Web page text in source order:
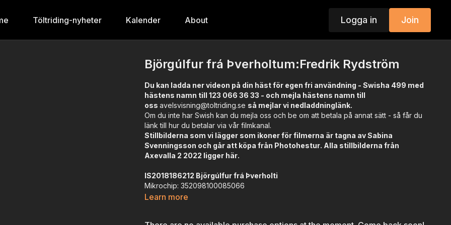
Töltriding-nyheter Kalender About Logga in Join
Björgúlfur frá Þverholtum:Fredrik Rydström
Du kan ladda ner videon på din häst för egen fri användning - Swisha 499 med
hästens namn till 123 066 36 33 - och mejla hästens namn till
ossavelsvisning@toltriding.se så mejlar vi nedladdninglänk.
Om du inte har Swish kan du mejla oss och be om att betala på annat sätt - så får du
länk till hur du betalar via vår filmkanal.
Stillbilderna som vi lägger som ikoner för filmerna är tagna av Sabina
Svenningsson och går att köpa från Photohestur. Alla stillbilderna från
Axevalla 2 2022 ligger här.
IS2018186212 Björgúlfur frá Þverholti
Mikrochip: 352098100085066
Färg: 1510 Fux. /Röd skäck (tobiano)
Learn more